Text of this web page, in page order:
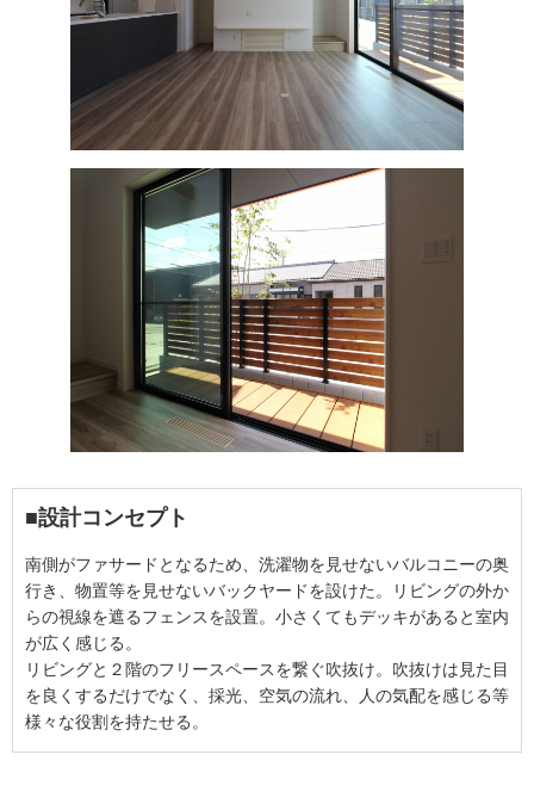
■設計コンセプト
南側がファサードとなるため、洗濯物を見せないバルコニーの奥
行き、物置等を見せないバックヤードを設けた。リビングの外か
らの視線を遮るフェンスを設置。小さくてもデッキがあると室内
が広く感じる。
リビングと２階のフリースペースを繋ぐ吹抜け。吹抜けは見た目
を良くするだけでなく、採光、空気の流れ、人の気配を感じる等
様々な役割を持たせる。